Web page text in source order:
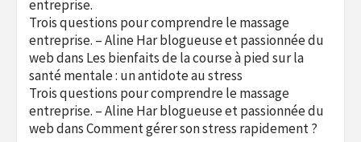
entreprise.
Trois questions pour comprendre le massage
entreprise. – Aline Har blogueuse et passionnée du
webdans Les bienfaits de la course à pied sur la
santé mentale : un antidote au stress
Trois questions pour comprendre le massage
entreprise. – Aline Har blogueuse et passionnée du
webdansComment gérer son stress rapidement ?